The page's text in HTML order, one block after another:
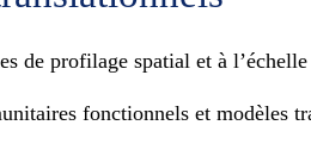
de profilage spatial et à
fonctionnels et modèles